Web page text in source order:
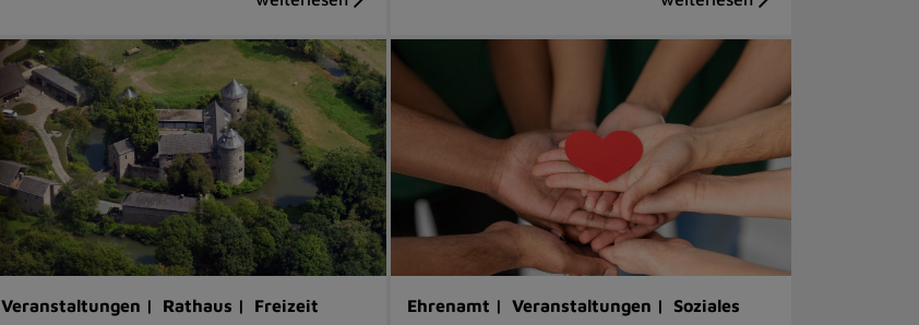
Veranstaltungen | Rathaus | Freizeit Ehrenamt | Veranstaltungen | Soziales